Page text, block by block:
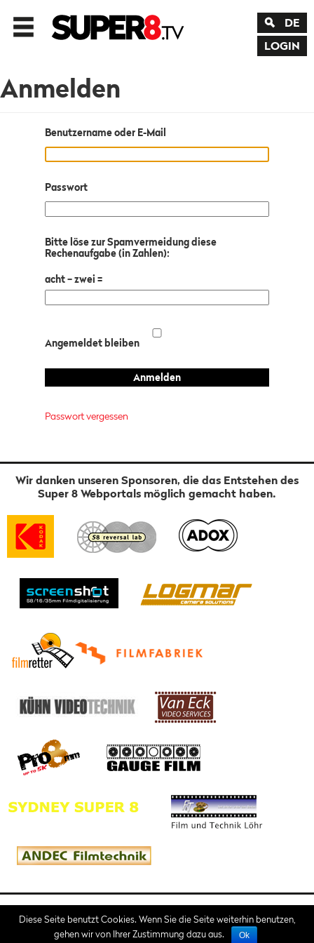
DE
LOGIN
Anmelden
Benutzername oder E-Mail
Passwort
Bitte löse zur Spamvermeidung diese
Rechenaufgabe (in Zahlen):
acht − zwei =
Angemeldet bleiben
Passwort vergessen
Wir danken unseren Sponsoren, die das Entstehen des
Super 8 Webportals möglich gemacht haben.
Impressum AGB
Diese Seite benutzt Cookies. Wenn Sie die Seite weiterhin benutzen,
gehen wir von Ihrer Zustimmung dazu aus.
Ok